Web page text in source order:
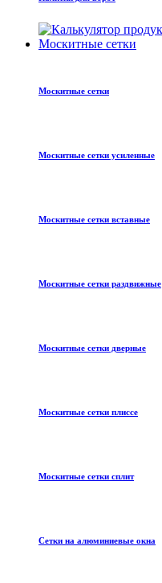
Москитные сетки
Москитные сетки
Москитные сетки усиленные
Москитные сетки вставные
Москитные сетки раздвижные
Москитные сетки дверные
Москитные сетки плиссе
Москитные сетки сплит
Сетки на алюминиевые окна